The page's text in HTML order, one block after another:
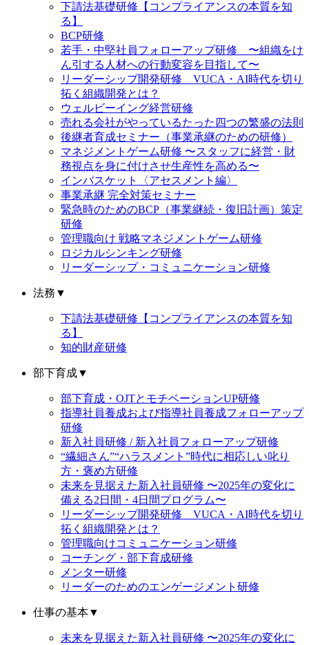
下請法基礎研修【コンプライアンスの本質を知
る】
BCP研修
若手・中堅社員フォローアップ研修 〜組織をけ
ん引する人材への行動変容を目指して〜
リーダーシップ開発研修 VUCA・AI時代を切り
拓く組織開発とは？
ウェルビーイング経営研修
売れる会社がやっているたった四つの繁盛の法則
後継者育成セミナー（事業承継のための研修）
マネジメントゲーム研修 〜スタッフに経営・財
務視点を身に付けさせ生産性を高める〜
インバスケット〈アセスメント編〉
事業承継 完全対策セミナー
緊急時のためのBCP（事業継続・復旧計画）策定
研修
管理職向け 戦略マネジメントゲーム研修
ロジカルシンキング研修
リーダーシップ・コミュニケーション研修
法務 ▼
下請法基礎研修【コンプライアンスの本質を知
る】
知的財産研修
部下育成▼
部下育成・OJTとモチベーションUP研修
指導社員養成および指導社員養成フォローアップ
研修
新入社員研修 / 新入社員フォローアップ研修
“繊細さん”“ハラスメント”時代に相応しい叱り
方・褒め方研修
未来を見据えた新入社員研修 〜2025年の変化に
備える2日間・4日間プログラム〜
リーダーシップ開発研修 VUCA・AI時代を切り
拓く組織開発とは？
管理職向けコミュニケーション研修
コーチング・部下育成研修
メンター研修
リーダーのためのエンゲージメント研修
仕事の基本▼
未来を見据えた新入社員研修 〜2025年の変化に